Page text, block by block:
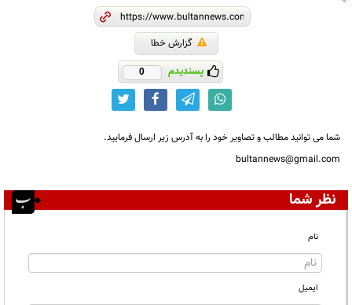
گزارش خطا
پسندیدم 0
شما می توانید مطالب و تصاویر خود را به آدرس زیر ارسال فرمایید.
bultannews@gmail.com
نظر شما
نام
ایمیل